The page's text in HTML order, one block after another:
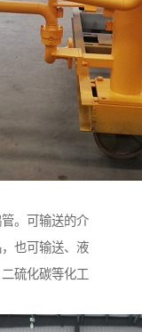
。可输送的介
也可输送、液
硫化碳等化工